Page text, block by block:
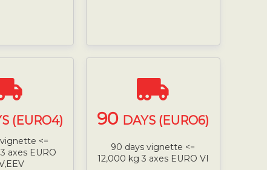
(EURO4)
<=
axes EURO
90 DAYS (EURO6)
90 days vignette <=
12,000 kg 3 axes EURO VI